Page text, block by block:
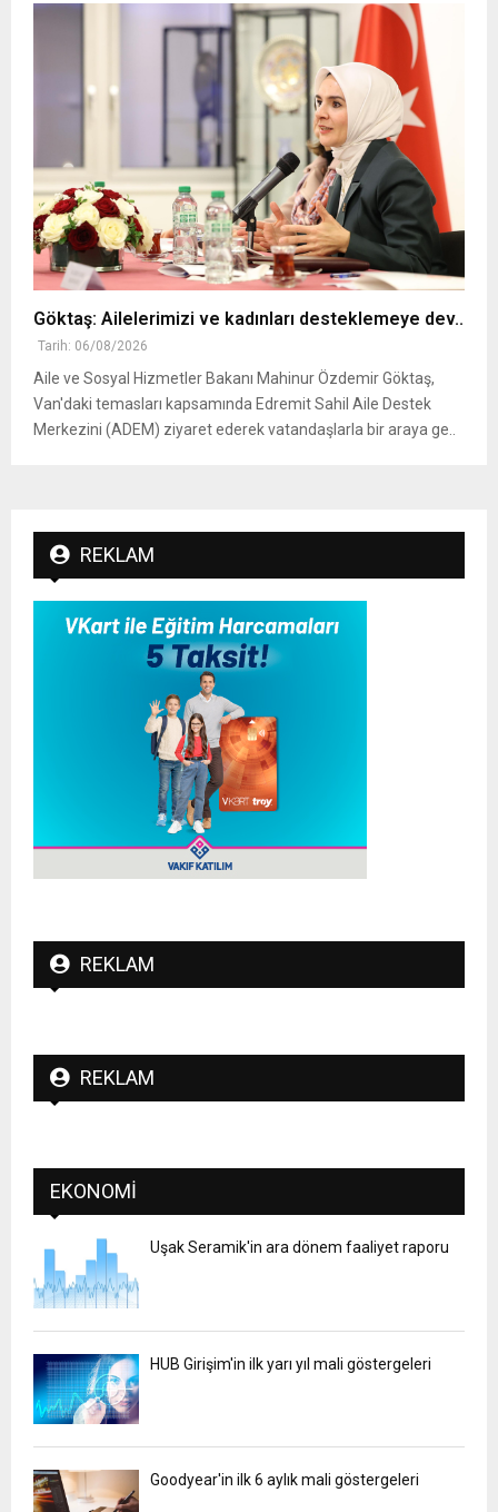
Göktaş: Ailelerimizi ve kadınları desteklemeye dev..
Tarih: 06/08/2026
Aile ve Sosyal Hizmetler Bakanı Mahinur Özdemir Göktaş,
Van'daki temasları kapsamında Edremit Sahil Aile Destek
Merkezini (ADEM) ziyaret ederek vatandaşlarla bir araya ge..
REKLAM
REKLAM
REKLAM
EKONOMI
Uşak Seramik'in ara dönem faaliyet raporu
HUB Girişim'in ilk yarı yıl mali göstergeleri
Goodyear'in ilk 6 aylık mali göstergeleri